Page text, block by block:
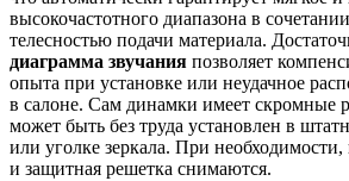
высокочастотного диапазона в
телесностью подачи материала.
диаграмма звучания позволяет
опыта при установке или неудачное
в салоне. Сам динамки имеет скромные
может быть без труда установлен в
или уголке зеркала. При необходимости,
и защитная решетка снимаются.